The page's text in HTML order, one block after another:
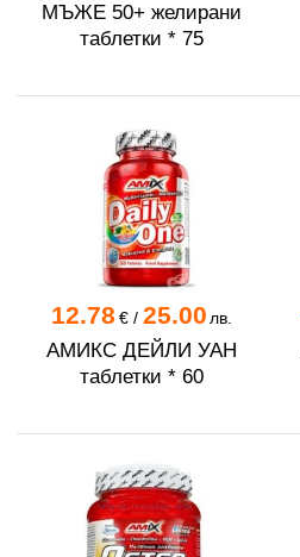
МЪЖЕ 50+ желирани
таблетки * 75
12.78 €/ 25.00 лв.
АМИКС ДЕЙЛИ УАН
таблетки * 60